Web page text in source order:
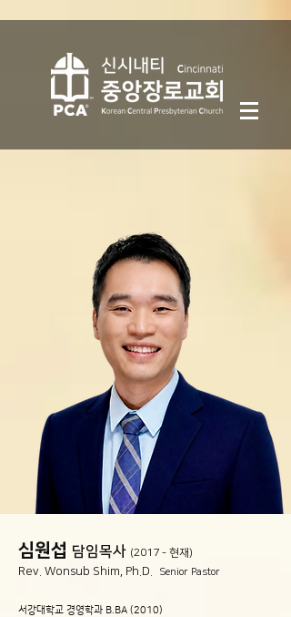
​심원섭 담임목사 (2017 - 현재)
Rev. Wonsub Shim, Ph.D. Senior Pastor
서강대학교 경영학과 B.BA (2010)